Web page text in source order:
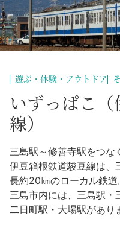
あじわう
エリア
熱海市
沼津市
三島市
南伊豆町
函南町
旅の計画
モデルコース
宿泊・予約
旅程作成
AIルートプランナー
合同
遊ぶ・体験・アウトドア
いずっぱこ（
線）
三島駅～修善寺駅をつな
伊豆箱根鉄道駿豆線は、
長約20㎞のローカル鉄道
三島市内には、三島駅・
二日町駅・大場駅があり